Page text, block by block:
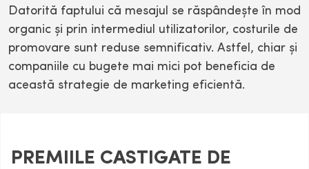
Datorită faptului că mesajul se răspândește în mod
organic și prin intermediul utilizatorilor, costurile de
promovare sunt reduse semnificativ. Astfel, chiar și
companiile cu bugete mai mici pot beneficia de
această strategie de marketing eficientă.
PREMIILE CASTIGATE DE